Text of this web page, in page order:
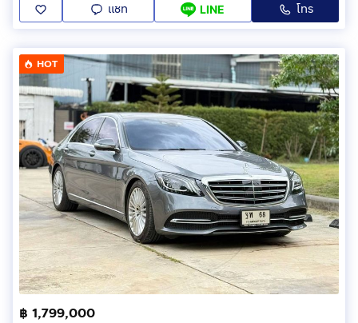
แชท LINE โทร
HOT
฿ 1,799,000